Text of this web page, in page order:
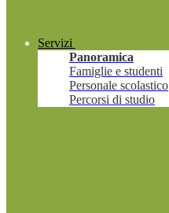
Servizi
Panoramica
Famiglie e studenti
Personale scolastico
Percorsi di studio